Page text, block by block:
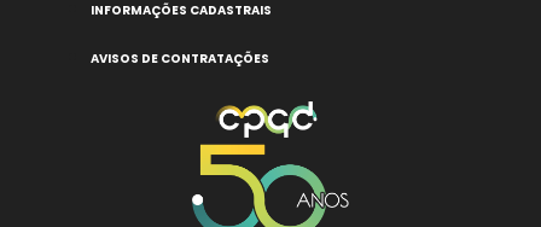
INFORMAÇÕES CADASTRAIS
AVISOS DE CONTRATAÇÕES